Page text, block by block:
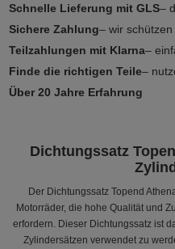
Schnelle Lieferung mit GLS–
Sichere Zahlung– wir
Teilzahlungen mit Klarna–
Finde die richtigen Teile–
Über 20 Jahre Erfahrung
Dichtungssatz
Der Dichtungssatz Topend
Motorräder, die hohe Qualität und
erfordern. Dieser Dichtungssatz ist
Zylindersätzen verwendet zu